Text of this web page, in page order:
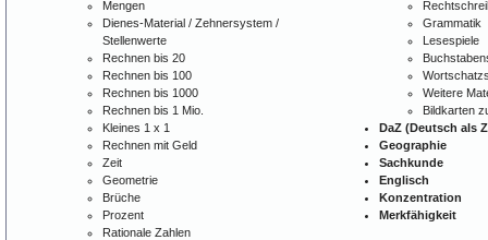
Mengen
Dienes-Material / Zehnersystem /
Stellenwerte
Rechnen bis 20
Rechnen bis 100
Rechnen bis 1000
Rechnen bis 1 Mio.
Kleines 1 x 1
Rechnen mit Geld
Zeit
Geometrie
Brüche
Prozent
Rationale Zahlen
Grammatik
Lesespiele
Weitere
Bildkarten
DaZ (Deutsch als
Geographie
Sachkunde
Englisch
Konzentration
Merkfähigkeit